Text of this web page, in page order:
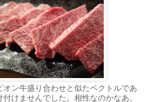
オン牛盛り合わせと似たベクトルであ
付けませんでした。相性なのかなあ。